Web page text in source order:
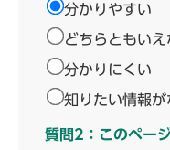
分かりやすい
どちらともいえ
分かりにくい
知りたい情報が
質問2：このペー